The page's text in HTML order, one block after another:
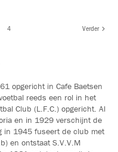
4 Verder
opgericht in Cafe Baetsen
reeds een rol in het
Club (L.F.C.) opgericht. Al
en in 1929 verschijnt de
in 1945 fuseert de club met
en ontstaat S.V.V.M